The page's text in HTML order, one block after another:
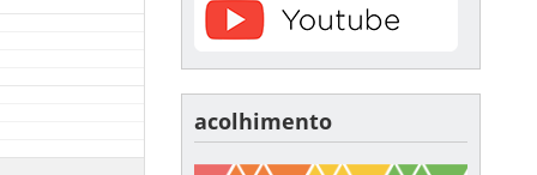
acolhimento